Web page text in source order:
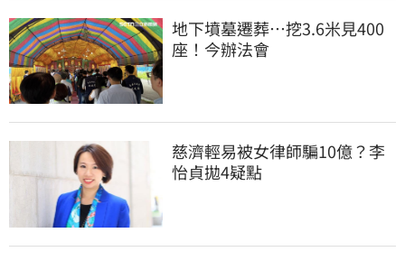
地下墳墓遷葬…挖3.6米見400
座！今辦法會
慈濟輕易被女律師騙10億？李
怡貞拋4疑點